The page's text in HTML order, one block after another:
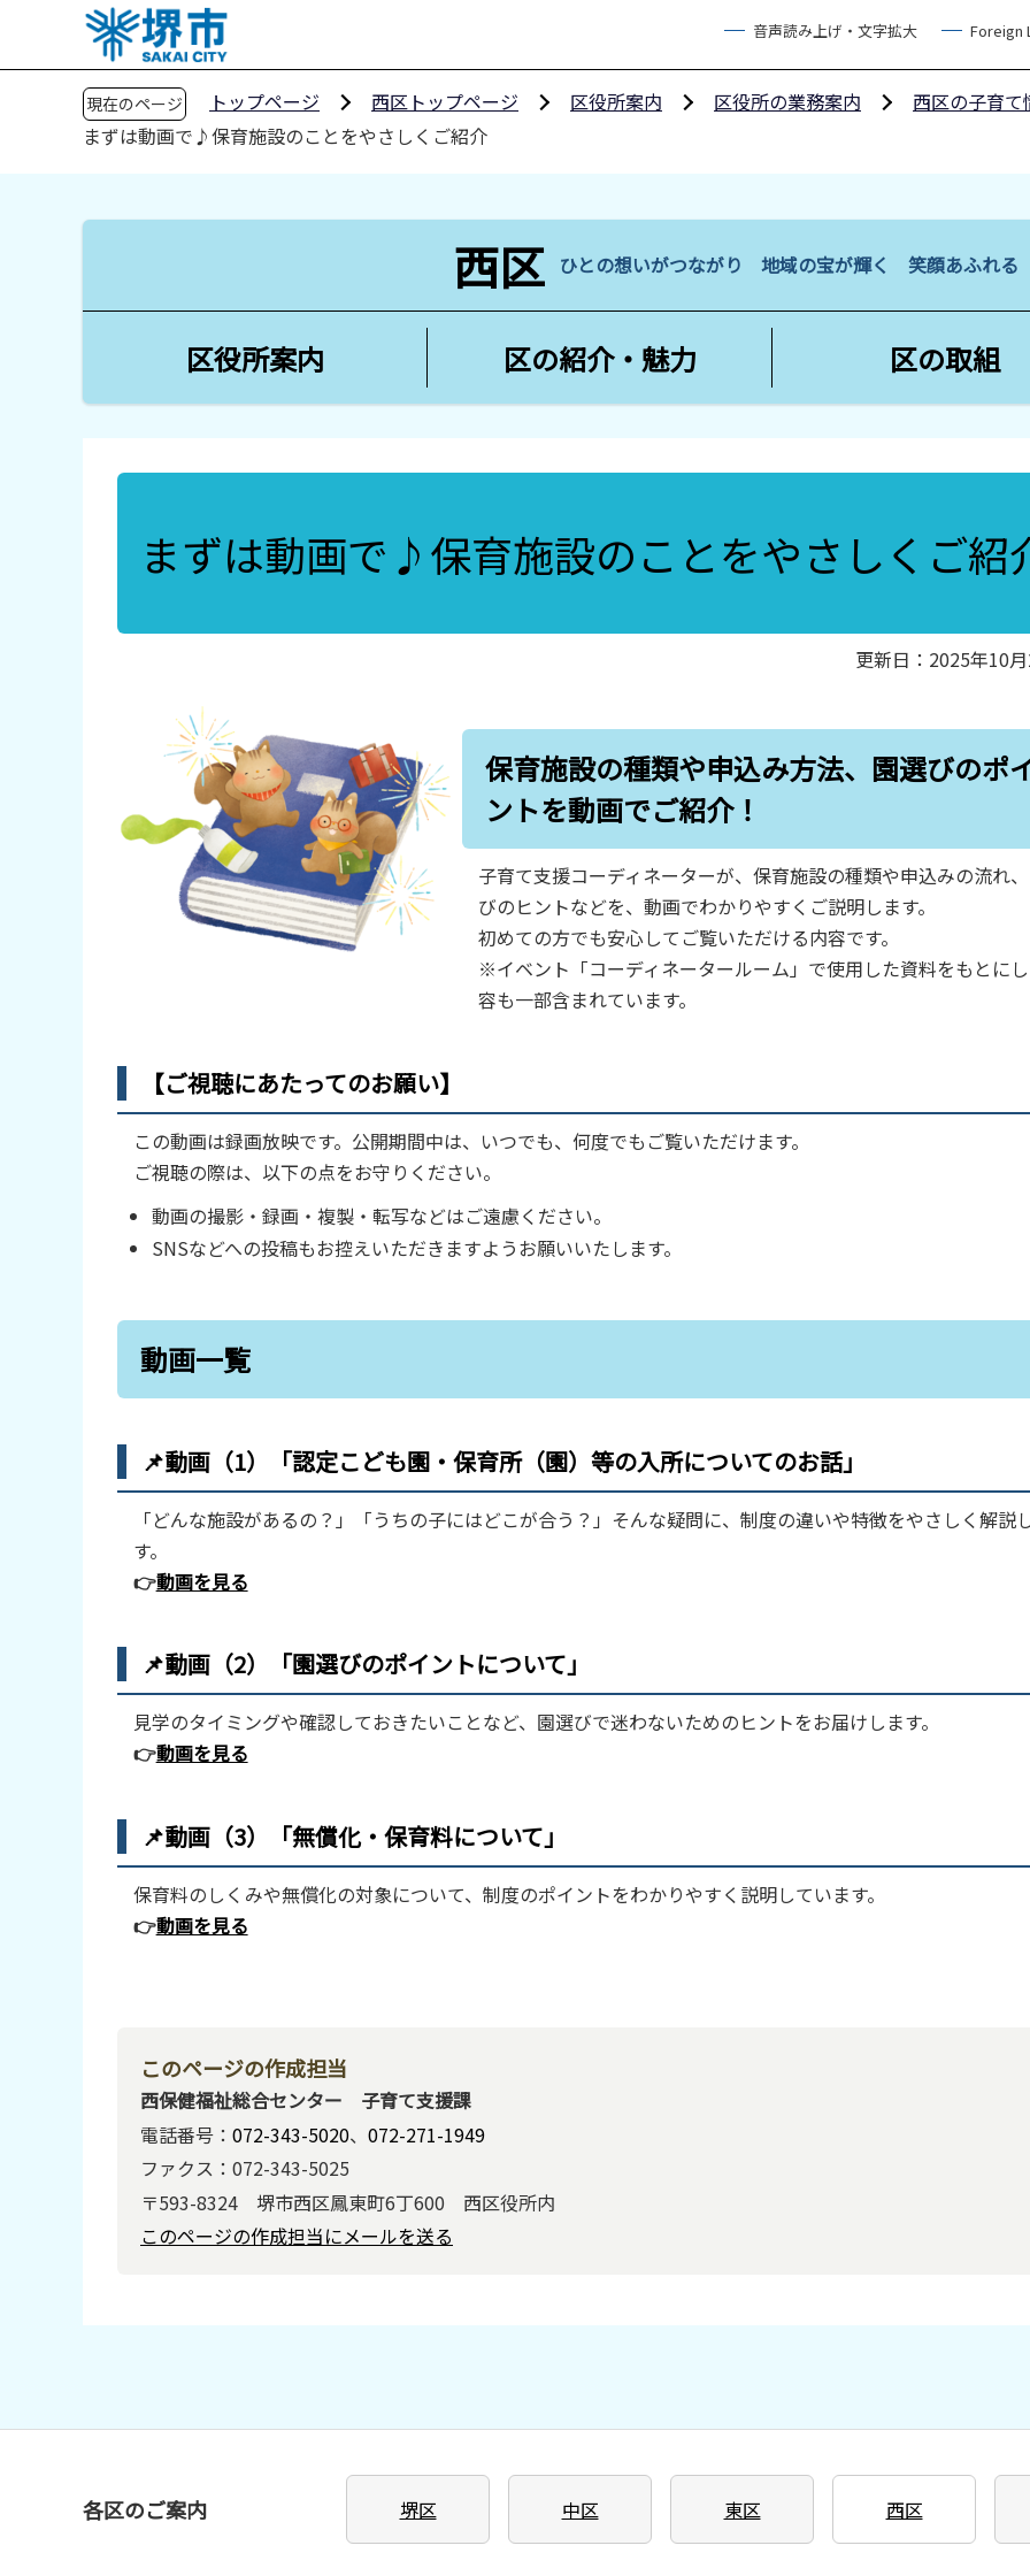
ペ
音声読み上げ・文字拡大 Foreign
現在のページ トップページ 西区トップページ 区役所案内 区役所の業務案内
西区の子育
まずは動画で♪保育施設のことをやさしくご紹介
西区 ひとの想いがつながり 地域の宝が輝く 笑顔あふ
区役所案内 区の紹介・魅力 区の取組
まずは動画で♪保育施設のことをやさしくご紹
更新日：2025年10
保育施設の種類や申込み方法、園選びのポ
ントを動画でご紹介！
子育て支援コーディネーターが、保育施設の種類や申込みの流れ
びのヒントなどを、動画でわかりやすくご説明します。
初めての方でも安心してご覧いただける内容です。
※イベント「コーディネータールーム」で使用した資料をもとに
容も一部含まれています。
【ご視聴にあたってのお願い】
この動画は録画放映です。公開期間中は、いつでも、何度でもご覧いただけます。
ご視聴の際は、以下の点をお守りください。
動画の撮影・録画・複製・転写などはご遠慮ください。
SNSなどへの投稿もお控えいただきますようお願いいたします。
動画一覧
📌動画（1）「認定こども園・保育所（園）等の入所についてのお話」
「どんな施設があるの？」「うちの子にはどこが合う？」そんな疑問に、制度の違いや特徴をやさしく解説
す。
👉動画を見る
📌動画（2）「園選びのポイントについて」
見学のタイミングや確認しておきたいことなど、園選びで迷わないためのヒントをお届けします。
👉動画を見る
📌動画（3）「無償化・保育料について」
保育料のしくみや無償化の対象について、制度のポイントをわかりやすく説明しています。
👉動画を見る
このページの作成担当
西保健福祉総合センター 子育て支援課
電話番号： 072-343-5020、 072-271-1949
ファクス：072-343-5025
〒593-8324 堺市西区鳳東町6丁600 西区役所内
このページの作成担当にメールを送る
各区のご案内 堺区 中区 東区 西区